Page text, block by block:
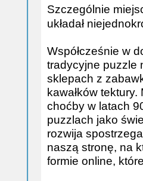
Szczególnie
układał
Współcześnie w
tradycyjne puzzle
sklepach z
kawałków
choćby w latach
puzzlach jako
rozwija
naszą stronę, na
formie online,